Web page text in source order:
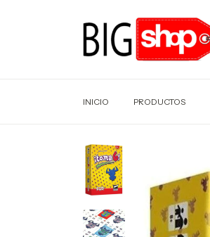
INICIO PRODUCTOS